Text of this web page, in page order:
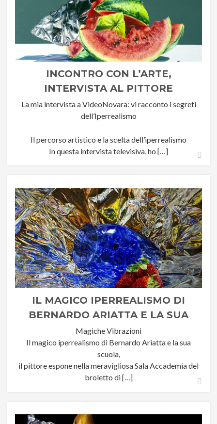
INCONTRO CON L’ARTE,
INTERVISTA AL PITTORE
IPERREALISTA BERNARDO
ARIATTA
La mia intervista a VideoNovara: vi racconto i segreti
dell’Iperrealismo
Il percorso artistico e la scelta dell’iperrealismo
In questa intervista televisiva, ho […]
IL MAGICO IPERREALISMO DI
BERNARDO ARIATTA E LA SUA
SCUOLA AL BROLETTO DI NOVARA
Magiche Vibrazioni
Il magico iperrealismo di Bernardo Ariatta e la sua
scuola,
il pittore espone nella meravigliosa Sala Accademia del
broletto di […]